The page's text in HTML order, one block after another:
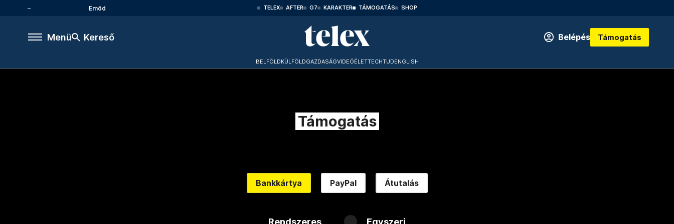
Emőd TELEX AFTER G7 KARAKTER TÁMOGATÁS SHOP
Menü Kereső Belépés Támogatás
BELFÖLDKÜLFÖLDGAZDASÁGVIDEÓÉLETTECHTUDENGLISH
Támogatás
Bankkártya PayPal Átutalás
Rendszeres Egyszeri